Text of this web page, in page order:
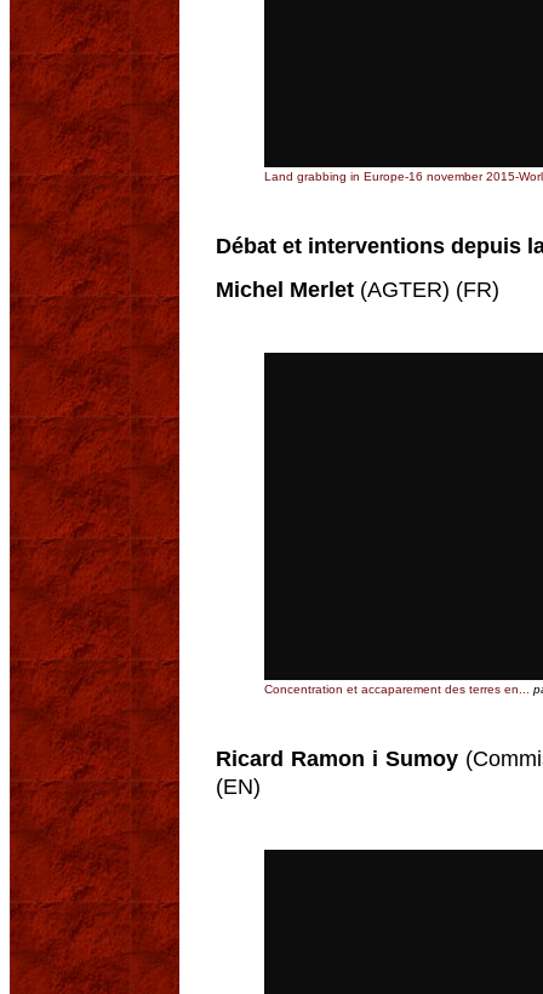
Land grabbing in Europe-16 november 2015-
Débat et interventions depuis
Michel Merlet (AGTER) (FR)
Concentration et accaparement des terres en...
Ricard Ramon i Sumoy
(EN)